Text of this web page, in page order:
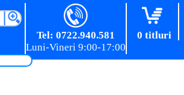
0 titluri
Tel: 0722.940.581